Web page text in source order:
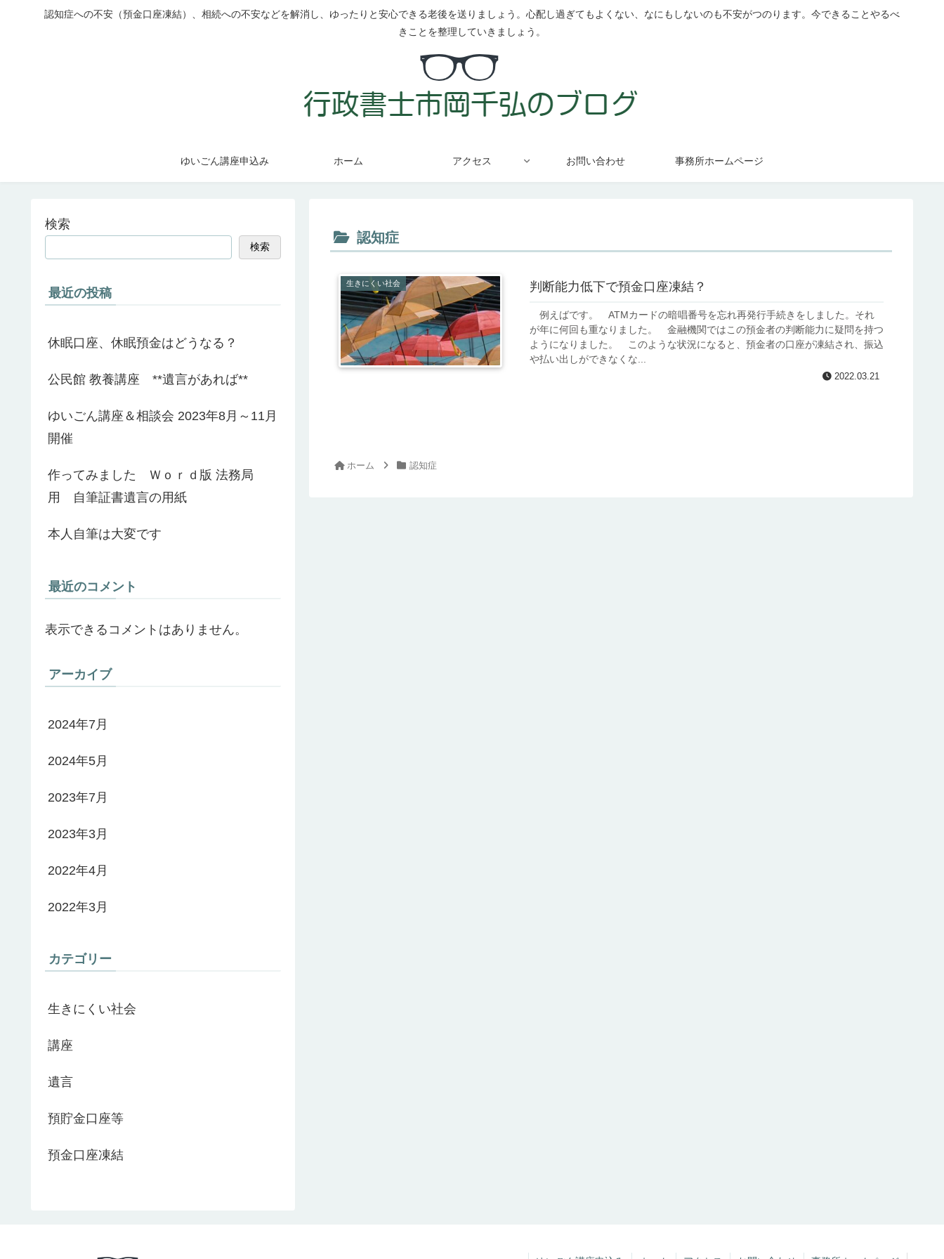
認知症への不安（預金口座凍結）、相続への不安などを解消し、ゆったりと安心できる老後を送りましょう。心配し過ぎてもよくない、なにもしないのも不安がつのります。今できることやるべ
きことを整理していきましょう。
ゆいごん講座申込み ホーム アクセス お問い合わせ 事務所ホームページ
認知症
生きにくい社会 判断能力低下で預金口座凍結？
例えばです。 ATMカードの暗唱番号を忘れ再発行手続きをしました。それ
が年に何回も重なりました。 金融機関ではこの預金者の判断能力に疑問を持つ
ようになりました。 このような状況になると、預金者の口座が凍結され、振込
や払い出しができなくな...
2022.03.21
ホーム 認知症
検索
検索
最近の投稿
休眠口座、休眠預金はどうなる？
公民館 教養講座 **遺言があれば**
ゆいごん講座＆相談会 2023年8月～11月
開催
作ってみました Ｗｏｒｄ版 法務局
用 自筆証書遺言の用紙
本人自筆は大変です
最近のコメント
表示できるコメントはありません。
アーカイブ
2024年7月
2024年5月
2023年7月
2023年3月
2022年4月
2022年3月
カテゴリー
生きにくい社会
講座
遺言
預貯金口座等
預金口座凍結